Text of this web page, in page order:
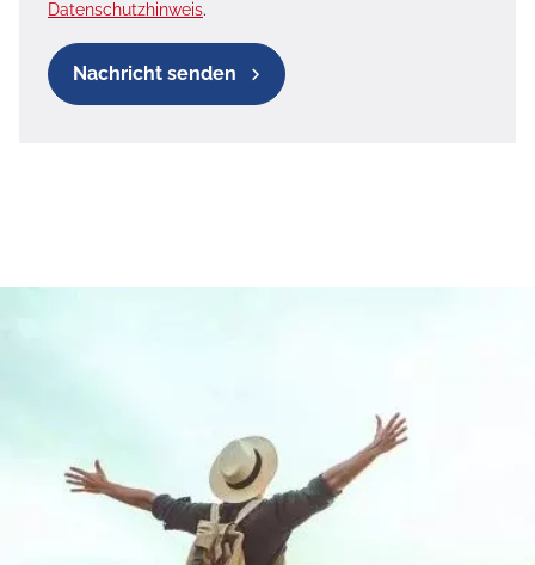
Datenschutzhinweis.
Nachricht senden